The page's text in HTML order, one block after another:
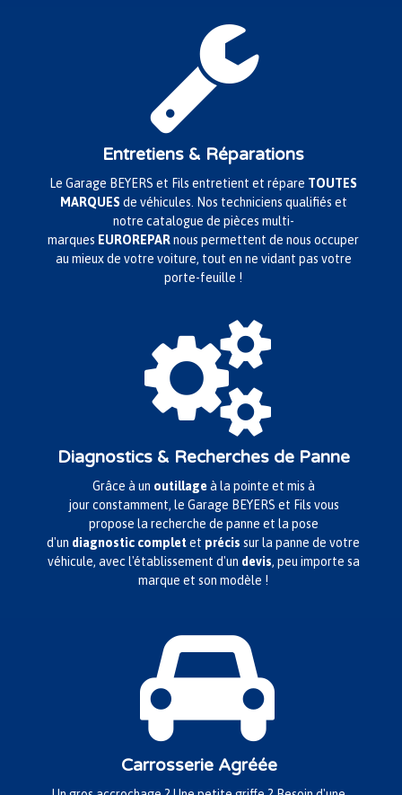

Entretiens & Réparations
Le Garage BEYERS et Fils entretient et répare TOUTES
MARQUESde véhicules. Nos techniciens qualifiés et
notre catalogue de pièces multi-
marques EUROREPARnous permettent de nous occuper
au mieux de votre voiture, tout en ne vidant pas votre
porte-feuille !

Diagnostics & Recherches de Panne
Grâce à un outillageà la pointe et mis à
jour constamment, le Garage BEYERS et Fils vous
propose la recherche de panne et la pose
d'un diagnostic completet précis sur la panne de votre
véhicule, avec l'établissement d'un devis, peu importe sa
marque et son modèle !

Carrosserie Agréée